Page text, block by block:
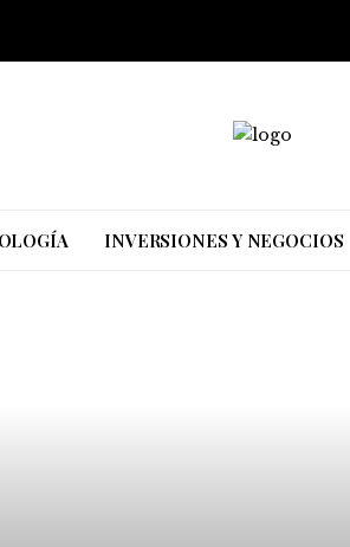
INVERSIONES Y NEGOCIOS